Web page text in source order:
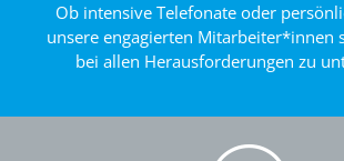
Ob intensive Telefonate oder
unsere engagierten Mitarbeiter*innen
bei allen Herausforderungen zu